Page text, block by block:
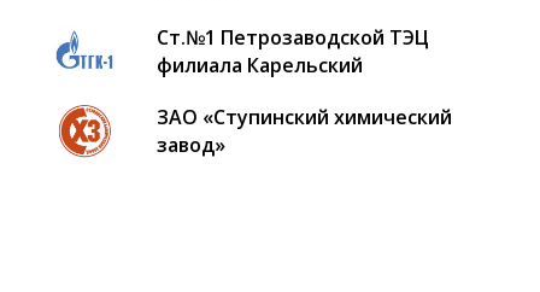
Cт.№1 Петрозаводской ТЭЦ
филиала Карельский
ЗАО «Ступинский химический
завод»